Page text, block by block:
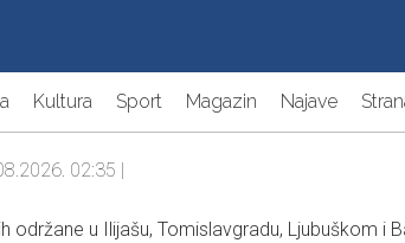
Kultura Sport Magazin Najave
02:35 |
održane u Ilijašu, Tomislavgradu, Ljubuškom i